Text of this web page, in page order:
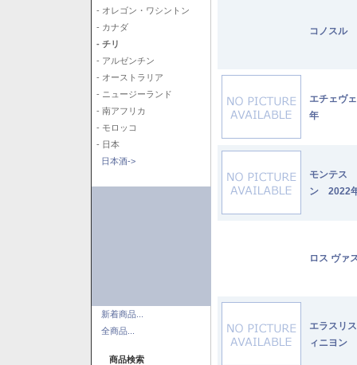
- オレゴン・ワシントン
- カナダ
- チリ
- アルゼンチン
- オーストラリア
- ニュージーランド
- 南アフリカ
- モロッコ
- 日本
日本酒->
新着商品...
全商品...
商品検索
コノスル
エチェヴ
年
モンテス
ン 2022
ロス ヴァ
エラスリ
ィニヨン